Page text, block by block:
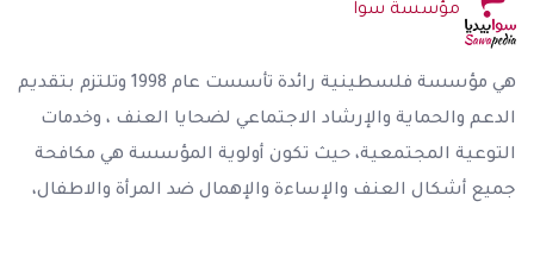
مؤسسة سوا
هي مؤسسة فلسطينية رائدة تأسست عام 1998 وتلتزم بتقديم
الدعم والحماية والإرشاد الاجتماعي لضحايا العنف ، وخدمات
التوعية المجتمعية، حيث تكون أولوية المؤسسة هي مكافحة
جميع أشكال العنف والإساءة والإهمال ضد المرأة والاطفال،